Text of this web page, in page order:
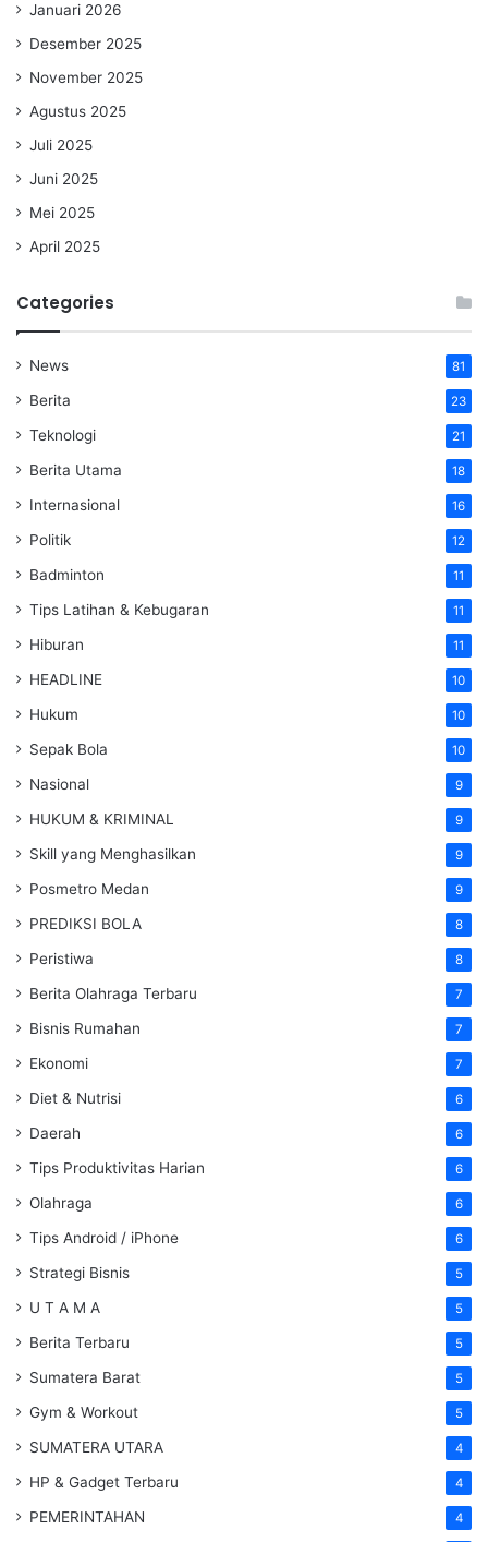
Januari 2026
Desember 2025
November 2025
Agustus 2025
Juli 2025
Juni 2025
Mei 2025
April 2025
Categories
News 81
Berita 23
Teknologi 21
Berita Utama 18
Internasional 16
Politik 12
Badminton 11
Tips Latihan & Kebugaran 11
Hiburan 11
HEADLINE 10
Hukum 10
Sepak Bola 10
Nasional 9
HUKUM & KRIMINAL 9
Skill yang Menghasilkan 9
Posmetro Medan 9
PREDIKSI BOLA 8
Peristiwa 8
Berita Olahraga Terbaru 7
Bisnis Rumahan 7
Ekonomi 7
Diet & Nutrisi 6
Daerah 6
Tips Produktivitas Harian 6
Olahraga 6
Tips Android / iPhone 6
Strategi Bisnis 5
U T A M A 5
Berita Terbaru 5
Sumatera Barat 5
Gym & Workout 5
SUMATERA UTARA 4
HP & Gadget Terbaru 4
PEMERINTAHAN 4